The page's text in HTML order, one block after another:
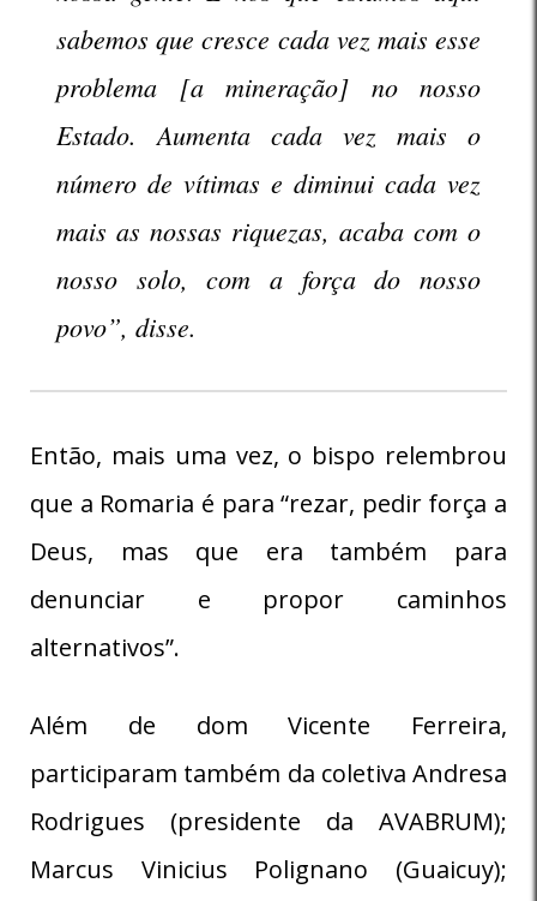
sabemos que cresce cada vez mais esse
problema [a mineração] no nosso
Estado. Aumenta cada vez mais o
número de vítimas e diminui cada vez
mais as nossas riquezas, acaba com o
nosso solo, com a força do nosso
povo”, disse.
Então, mais uma vez, o bispo relembrou
que a Romaria é para “rezar, pedir força a
Deus, mas que era também para
denunciar e propor caminhos
alternativos”.
Além de dom Vicente Ferreira,
participaram também da coletiva Andresa
Rodrigues (presidente da AVABRUM);
Marcus Vinicius Polignano (Guaicuy);